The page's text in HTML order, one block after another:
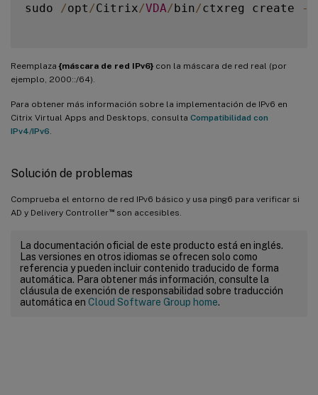
sudo /opt /Citrix/VDA/bin/ctxreg create -
Reemplaza{máscara de red IPv6} con la máscara de red real (por
ejemplo, 2000::/64).
Para obtener más información sobre la implementación de IPv6 en
Citrix Virtual Apps and Desktops, consulta Compatibilidad con
IPv4/IPv6
Solución de problemas
Comprueba el entorno de red IPv6 básico y usa ping6 para verificar si
AD y Delivery Controller™son accesibles.
La documentación oficial de este producto está en inglés.
Las versiones en otros idiomas se ofrecen solo como
referencia y pueden incluir contenido traducido de forma
automática. Para obtener más información, consulte la
cláusula de exención de responsabilidad sobre traducción
automática en Cloud Software Group home.